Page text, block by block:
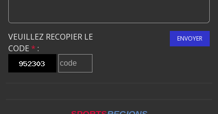
VEUILLEZ RECOPIER LE
CODE * :
ENVOYER